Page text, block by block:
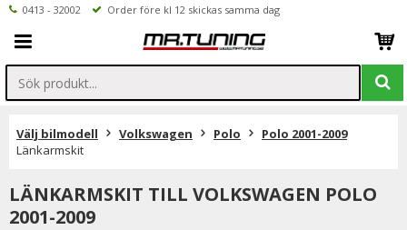
0413 - 32002 Order före kl 12 skickas samma dag
Välj bilmodell Volkswagen Polo
Polo 2001-2009
Länkarmskit
LÄNKARMSKIT TILL VOLKSWAGEN POLO
2001-2009